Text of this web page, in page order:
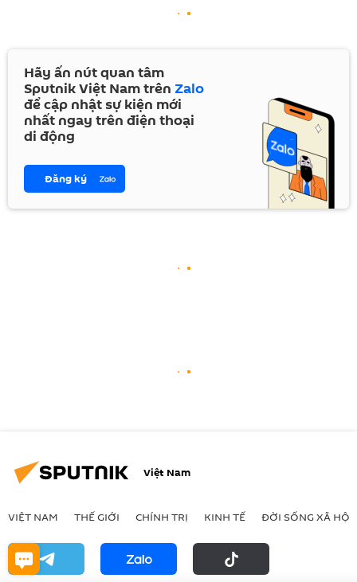
Hãy ấn nút quan tâm
Sputnik Việt Nam trên Zalo
để cập nhật sự kiện mới
nhất ngay trên điện thoại
di động
Đăng ký
Việt Nam
VIỆT NAM THẾ GIỚI CHÍNH TRỊ KINH TẾ ĐỜI SỐNG XÃ HỘI